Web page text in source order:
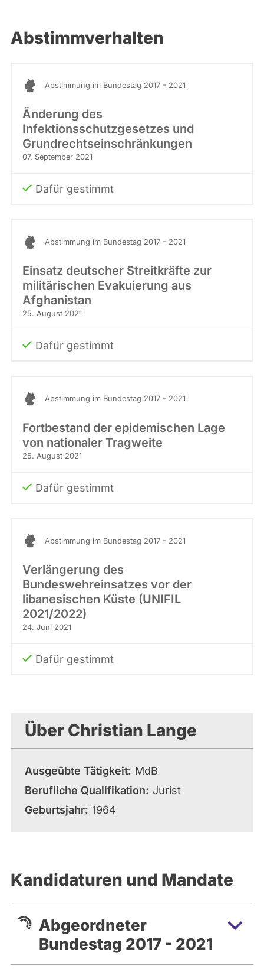
Abstimmverhalten
Abstimmung im Bundestag 2017 - 2021
Änderung des
Infektionsschutzgesetzes und
Grundrechtseinschränkungen
07. September 2021
Dafür gestimmt
Abstimmung im Bundestag 2017 - 2021
Einsatz deutscher Streitkräfte zur
militärischen Evakuierung aus
Afghanistan
25. August 2021
Dafür gestimmt
Abstimmung im Bundestag 2017 - 2021
Fortbestand der epidemischen Lage
von nationaler Tragweite
25. August 2021
Dafür gestimmt
Abstimmung im Bundestag 2017 - 2021
Verlängerung des
Bundeswehreinsatzes vor der
libanesischen Küste (UNIFIL
2021/2022)
24. Juni 2021
Dafür gestimmt
Über Christian Lange
Ausgeübte Tätigkeit
MdB
Berufliche Qualifikation
Jurist
Geburtsjahr 1964
Kandidaturen und Mandate
Abgeordneter
Bundestag 2017 - 2021